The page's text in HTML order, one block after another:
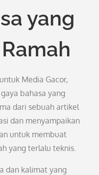
yang
Media Gacor,
bahasa yang
dari sebuah artikel
dan menyampaikan
untuk membuat
yang terlalu teknis.
dan kalimat yang